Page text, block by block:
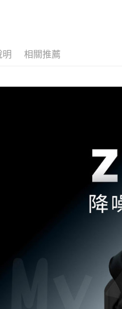
明 相關推薦